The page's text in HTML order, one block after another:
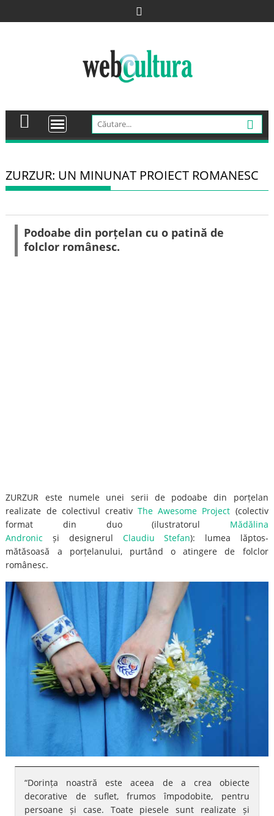
to
ZURZUR: UN MINUNAT PROIECT ROMANESC
Podoabe din porțelan cu o patină de
folclor românesc.
ZURZUR este numele unei serii de podoabe din porțelan
realizate de colectivul creativThe Awesome Project (colectiv
format din duo (ilustratorul Mădălina
Andronic și designerul Claudiu Stefan): lumea lăptos-
mătăsoasă a porțelanului, purtând o atingere de folclor
românesc.
“Dorința noastră este aceea de a crea obiecte
decorative de suflet, frumos împodobite, pentru
persoane și case. Toate piesele sunt realizate și